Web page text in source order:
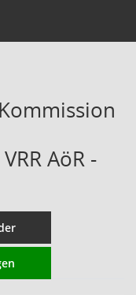
AöR -